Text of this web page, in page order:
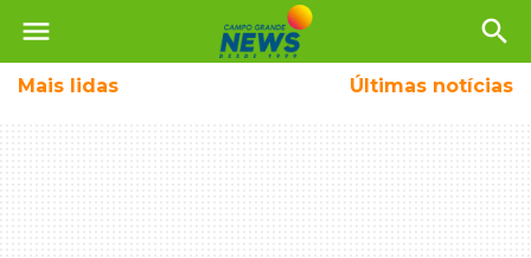
menu search
Mais lidas Últimas notícias